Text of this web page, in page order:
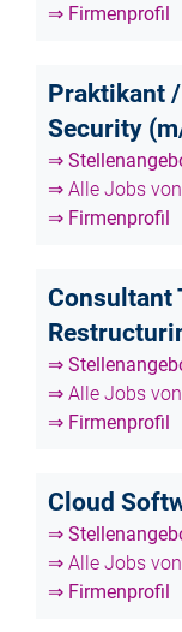
⇒ Firmenprofil
Praktikant
Security
⇒
⇒ Alle Jobs
⇒ Firmenprofil
Consultant
⇒
⇒ Alle Jobs
⇒ Firmenprofil
Cloud
⇒
⇒ Alle Jobs
⇒ Firmenprofil